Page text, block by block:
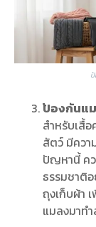
ป้องกันแ
สำหรับเสื้
สัตว์ มีคว
ปัญหานี้ ค
ธรรมชาติอ
ถุงเก็บผ้า
แมลงมาท